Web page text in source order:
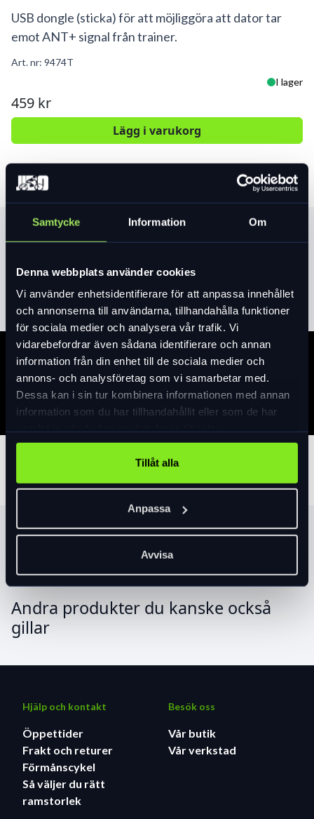
Samtycke Information Om
Denna webbplats använder cookies
Vi använder enhetsidentifierare för att anpassa innehållet
och annonserna till användarna, tillhandahålla funktioner
för sociala medier och analysera vår trafik. Vi
vidarebefordrar även sådana identifierare och annan
information från din enhet till de sociala medier och
annons- och analysföretag som vi samarbetar med.
Dessa kan i sin tur kombinera informationen med annan
information som du har tillhandahållit eller som de har
Tillåt alla
Anpassa
Avvisa
USB dongle (sticka) för att möjliggöra att dator tar
emot ANT+ signal från trainer.
Art. nr: 9474T
I lager
459 kr
Lägg i varukorg
Produktinformation
Läs mer expand_more
Specifikation
Produktrekommendationer
Andra produkter du kanske också
gillar
Hjälp och kontakt
Öppettider
Frakt och returer
Förmånscykel
Så väljer du rätt
ramstorlek
Besök oss
Vår butik
Vår verkstad